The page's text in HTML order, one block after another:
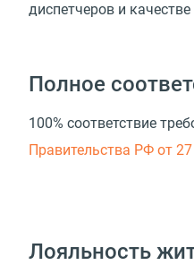
диспетчеров и
Полное
100% соответствие
Правительства РФ от
Лояльность